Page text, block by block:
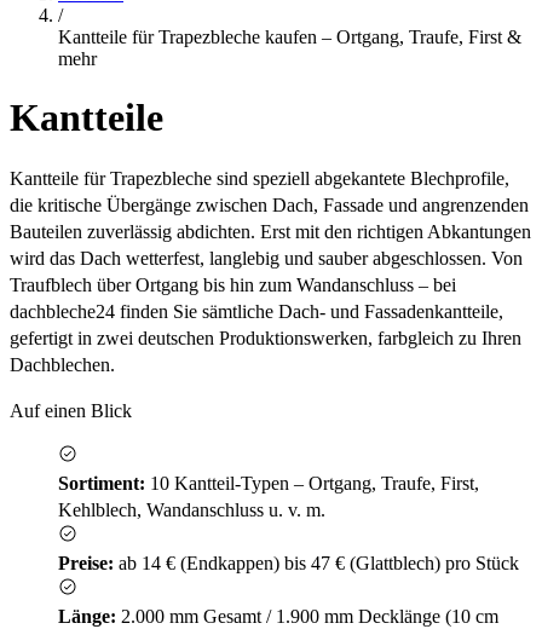
/
Kantteile für Trapezbleche kaufen – Ortgang, Traufe, First &
mehr
Kantteile
Kantteile für Trapezbleche sind speziell abgekantete Blechprofile,
die kritische Übergänge zwischen Dach, Fassade und angrenzenden
Bauteilen zuverlässig abdichten. Erst mit den richtigen Abkantungen
wird das Dach wetterfest, langlebig und sauber abgeschlossen. Von
Traufblech über Ortgang bis hin zum Wandanschluss – bei
dachbleche24 finden Sie sämtliche Dach- und Fassadenkantteile,
gefertigt in zwei deutschen Produktionswerken, farbgleich zu Ihren
Dachblechen.
Auf einen Blick
Sortiment: 10 Kantteil-Typen – Ortgang, Traufe, First,
Kehlblech, Wandanschluss u. v. m.
Preise: ab 14 € (Endkappen) bis 47 € (Glattblech) pro Stück
Länge: 2.000 mm Gesamt / 1.900 mm Decklänge (10 cm